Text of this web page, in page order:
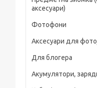
Пропелери та
Зарядні пристрої
Скидання вантажу
аксесуари)
Предметні столи
Лайткуби
Аксесуари для
Генератор дыма
Фотофони
Аксесуари для
Фільтри, лінзи
Захисні чохли,
Для блогера
Рамки, тримачі,
Акумулятори,